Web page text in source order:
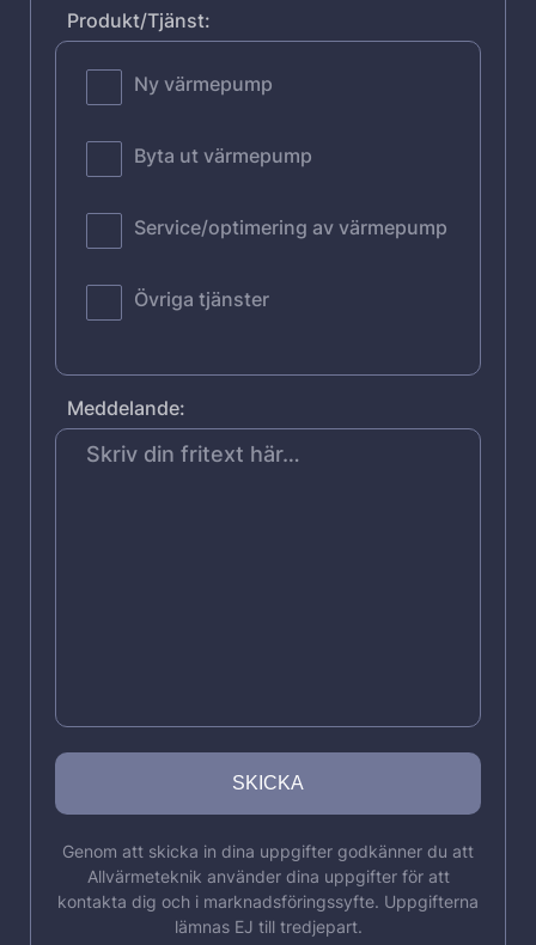
Produkt/Tjänst:
Ny värmepump
Byta ut värmepump
Service/optimering av värmepump
Övriga tjänster
Meddelande:
Genom att skicka in dina uppgifter godkänner du att
Allvärmeteknik använder dina uppgifter för att
kontakta dig och i marknadsföringssyfte. Uppgifterna
lämnas EJ till tredjepart.